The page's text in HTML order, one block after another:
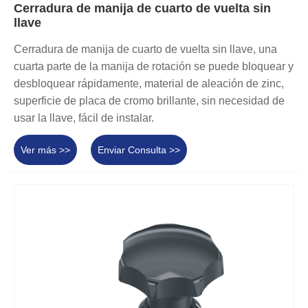
Cerradura de manija de cuarto de vuelta sin
llave
Cerradura de manija de cuarto de vuelta sin llave, una
cuarta parte de la manija de rotación se puede bloquear y
desbloquear rápidamente, material de aleación de zinc,
superficie de placa de cromo brillante, sin necesidad de
usar la llave, fácil de instalar.
Ver más >> Enviar Consulta >>